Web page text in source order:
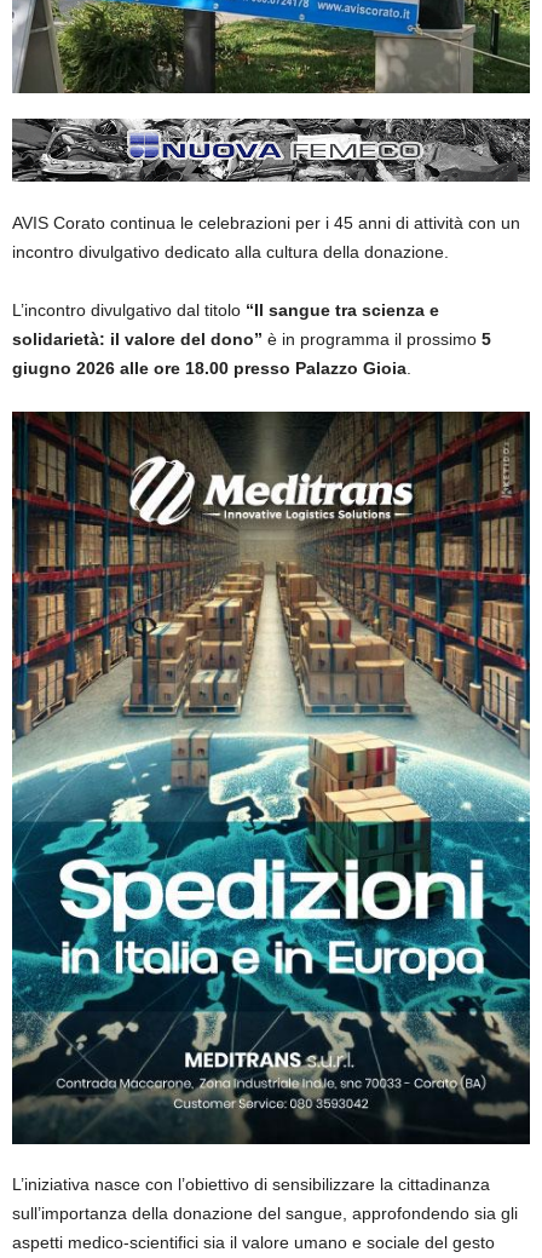
AVIS Corato continua le celebrazioni per i 45 anni di attività con un
incontro divulgativo dedicato alla cultura della donazione.
L’incontro divulgativo dal titolo “Il sangue tra scienza e
solidarietà: il valore del dono” è in programma il prossimo 5
giugno 2026 alle ore 18.00 presso Palazzo Gioia
L’iniziativa nasce con l’obiettivo di sensibilizzare la cittadinanza
sull’importanza della donazione del sangue, approfondendo sia gli
aspetti medico-scientifici sia il valore umano e sociale del gesto